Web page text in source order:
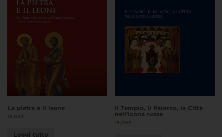
La pietra e il leone
15,00€
Leggi tutto
Il Tempio, il Palazzo, la Città
nell’Icona russa
15,00€